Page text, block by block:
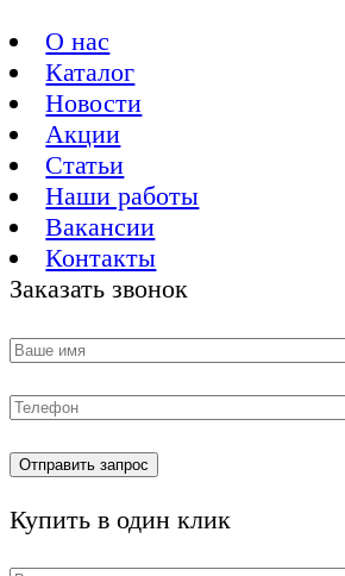
О нас
Каталог
Новости
Акции
Статьи
Наши работы
Вакансии
Контакты
Заказать звонок
Купить в один клик